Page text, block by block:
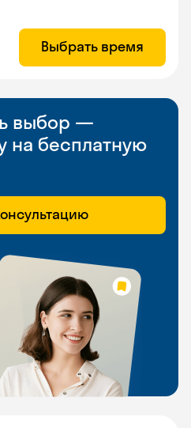
Выбрать время
выбор —
на бесплатную